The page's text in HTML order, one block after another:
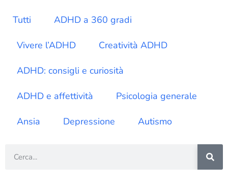
Tutti ADHD a 360 gradi
Vivere l’ADHD Creatività ADHD
ADHD: consigli e curiosità
ADHD e affettività Psicologia generale
Ansia Depressione Autismo